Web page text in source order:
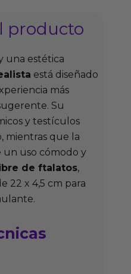
producto
una estética
está diseñado
más
Su
y testículos
mientras que la
un uso cómodo y
de ftalatos,
22 x 4,5 cm para